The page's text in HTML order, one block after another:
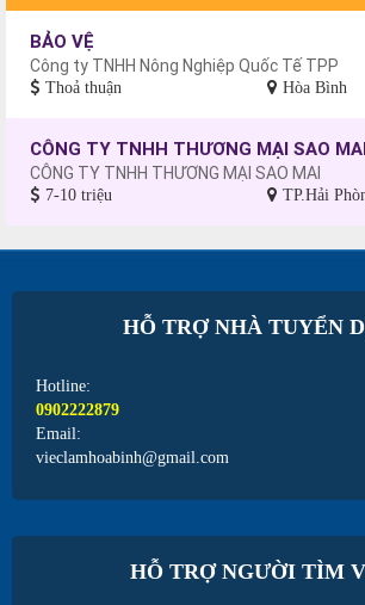
BẢO VỆ
Công ty TNHH Nông Nghiệp Quốc Tế TPP
Thoả thuận Hòa Bình
CÔNG TY TNHH THƯƠNG MẠI SAO MAI
7-10 triệu TP.Hải
HỖ TRỢ NHÀ TUYỂN
Hotline:
0902222879
Email:
vieclamhoabinh@gmail.com
HỖ TRỢ NGƯỜI TÌM